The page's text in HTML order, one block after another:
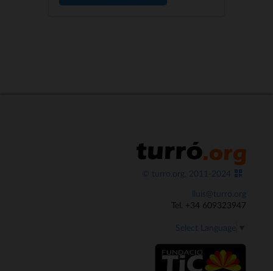
© turro.org, 2011-2024
lluis@turro.org
Tel. +34 609323947
Select Language